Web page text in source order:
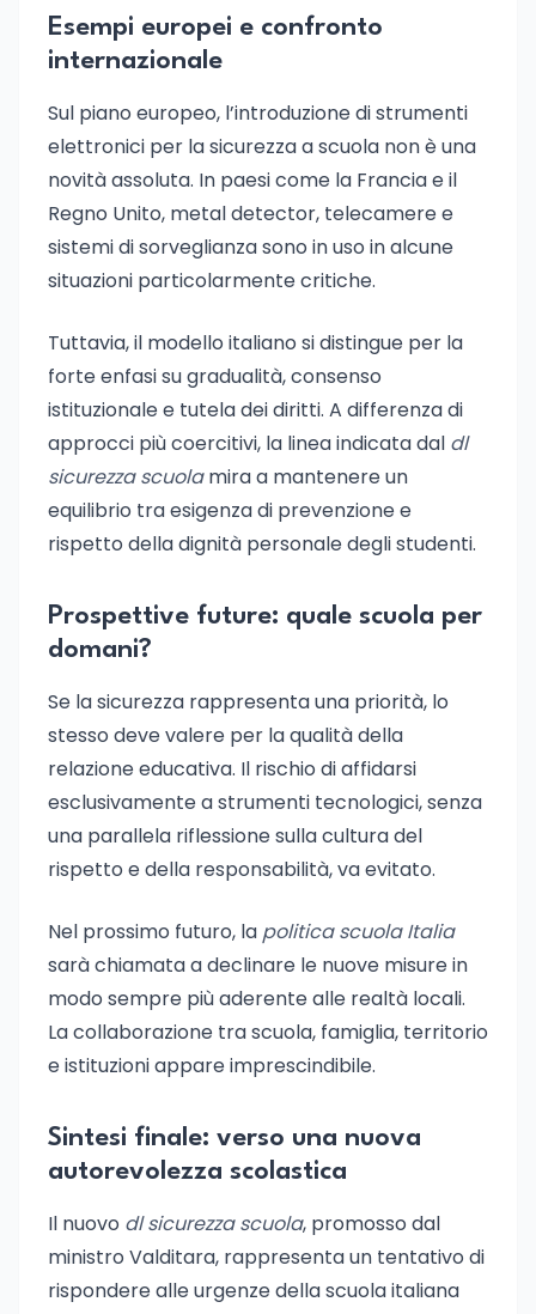
Esempi europei e confronto
internazionale
Sul piano europeo, l’introduzione di strumenti
elettronici per la sicurezza a scuola non è una
novità assoluta. In paesi come la Francia e il
Regno Unito, metal detector, telecamere e
sistemi di sorveglianza sono in uso in alcune
situazioni particolarmente critiche.
Tuttavia, il modello italiano si distingue per la
forte enfasi su gradualità, consenso
istituzionale e tutela dei diritti. A differenza di
approcci più coercitivi, la linea indicata dal dl
sicurezza scuolamira a mantenere un
equilibrio tra esigenza di prevenzione e
rispetto della dignità personale degli studenti.
Prospettive future: quale scuola per
domani?
Se la sicurezza rappresenta una priorità, lo
stesso deve valere per la qualità della
relazione educativa. Il rischio di affidarsi
esclusivamente a strumenti tecnologici, senza
una parallela riflessione sulla cultura del
rispetto e della responsabilità, va evitato.
Nel prossimo futuro, la politica scuola Italia
sarà chiamata a declinare le nuove misure in
modo sempre più aderente alle realtà locali.
La collaborazione tra scuola, famiglia, territorio
e istituzioni appare imprescindibile.
Sintesi finale: verso una nuova
autorevolezza scolastica
Il nuovo dl sicurezza scuola, promosso dal
ministro Valditara, rappresenta un tentativo di
rispondere alle urgenze della scuola italiana